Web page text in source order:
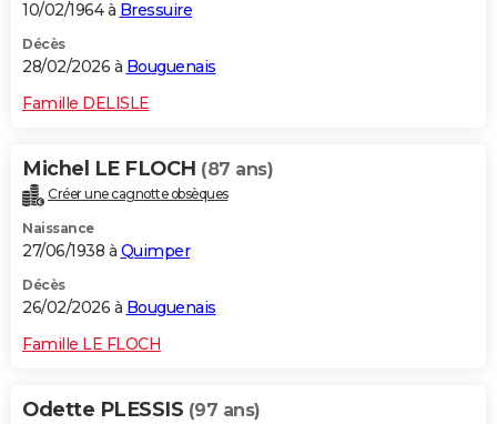
10/02/1964 à Bressuire
Décès
28/02/2026 à Bouguenais
Famille DELISLE
Michel LE FLOCH (87 ans)
Créer une cagnotte obsèques
Naissance
27/06/1938 à Quimper
Décès
26/02/2026 à Bouguenais
Famille LE FLOCH
Odette PLESSIS (97 ans)